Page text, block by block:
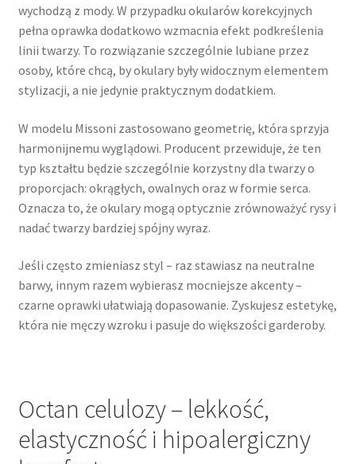
wychodzą z mody. W przypadku okularów korekcyjnych
pełna oprawka dodatkowo wzmacnia efekt podkreślenia
linii twarzy. To rozwiązanie szczególnie lubiane przez
osoby, które chcą, by okulary były widocznym elementem
stylizacji, a nie jedynie praktycznym dodatkiem.
W modelu Missoni zastosowano geometrię, która sprzyja
harmonijnemu wyglądowi. Producent przewiduje, że ten
typ kształtu będzie szczególnie korzystny dla twarzy o
proporcjach: okrągłych, owalnych oraz w formie serca.
Oznacza to, że okulary mogą optycznie zrównoważyć rysy i
nadać twarzy bardziej spójny wyraz.
Jeśli często zmieniasz styl – raz stawiasz na neutralne
barwy, innym razem wybierasz mocniejsze akcenty –
czarne oprawki ułatwiają dopasowanie. Zyskujesz estetykę,
która nie męczy wzroku i pasuje do większości garderoby.
Octan celulozy – lekkość,
elastyczność i hipoalergiczny